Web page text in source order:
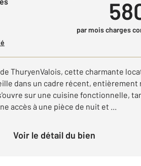
par mois charges
ThuryenValois, cette charmante
dans un cadre récent, entièrement
sur une cuisine fonctionnelle,
accès à une pièce de nuit et ...
Voir le détail du bien